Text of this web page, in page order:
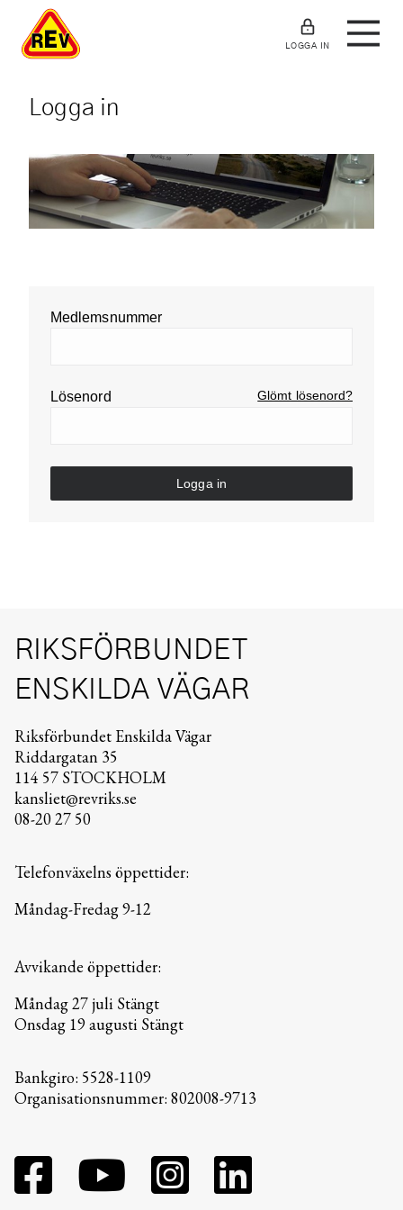
LOGGA IN
Logga in
Medlemsnummer
Lösenord Glömt lösenord?
Logga in
RIKSFÖRBUNDET
ENSKILDA VÄGAR
Riksförbundet Enskilda Vägar
Riddargatan 35
114 57 STOCKHOLM
kansliet@revriks.se
08-20 27 50
Telefonväxelns öppettider:
Måndag-Fredag 9-12
Avvikande öppettider:
Måndag 27 juli Stängt
Onsdag 19 augusti Stängt
Bankgiro: 5528-1109
Organisationsnummer: 802008-9713